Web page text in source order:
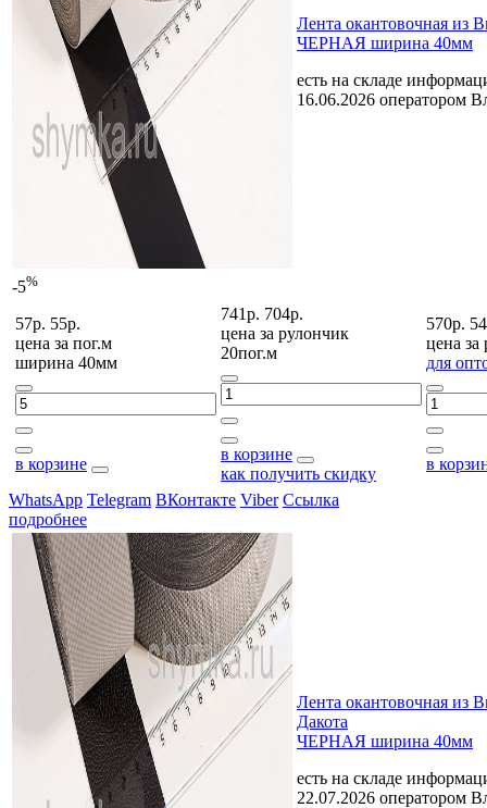
-5%
Лента окантовочная из
ЧЕРНАЯ ширина 40мм
есть на складе
16.06.2026 оператором
57р. 55р.
цена за пог.м
ширина 40мм
в корзине
741р. 704р.
цена за рулончик
20пог.м
в корзине
как получить скидку
570р.
цена за
для
в
WhatsApp Telegram ВКонтакте Viber Ссылка
подробнее
Лента окантовочная из
Дакота
ЧЕРНАЯ ширина 40мм
есть на складе
22.07.2026 оператором